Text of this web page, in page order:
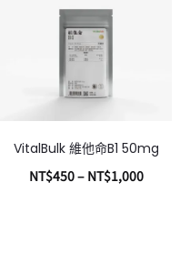
VitalBulk 維他命B1 50mg
NT$450– NT$1,000